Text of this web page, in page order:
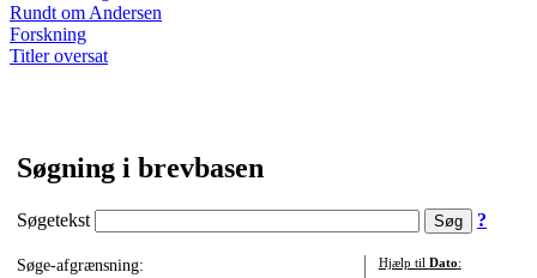
Rundt om Andersen
Forskning
Titler oversat
Søgning i brevbasen
Søgetekst ?
Søge-afgrænsning:
Hjælp til Dato: